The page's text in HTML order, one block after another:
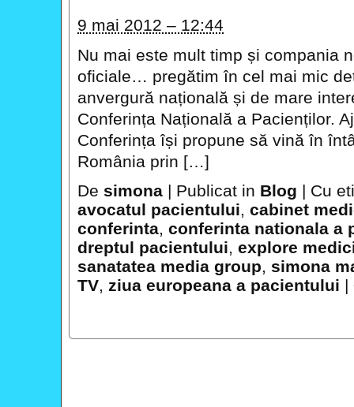
9 mai 2012 – 12:44
Nu mai este mult timp și compania
oficiale… pregătim în cel mai mic
anvergură națională și de mare
Conferința Națională a Pacienților.
Conferința își propune să vină în
România prin […]
De simona | Publicat in Blog | Cu
avocatul pacientului, cabinet
conferinta, conferinta nationala a
dreptul pacientului, explore
sanatatea media group, simona
TV, ziua europeana a pacientului |